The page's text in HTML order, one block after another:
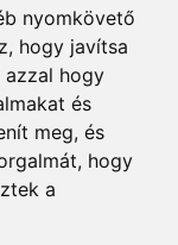
nyomkövető
hogy javítsa
azzal hogy
és
meg, és
hogy
a